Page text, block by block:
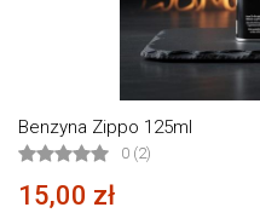
Benzyna Zippo 125ml
0 (2)
15,00 zł